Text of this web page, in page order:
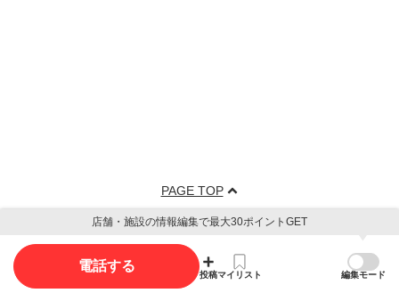
PAGE TOP
店舗・施設の情報編集で最大30ポイントGET
電話する
投稿マイリスト 編集モード